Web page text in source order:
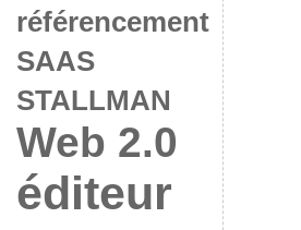
référencement
SAAS
STALLMAN
Web 2.0
éditeur